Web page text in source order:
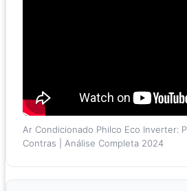
Ar Condicionado Philco Eco Inverter:
Contras | Análise Completa 2024